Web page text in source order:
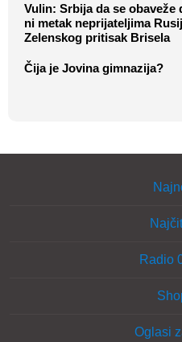
Vulin: Srbija da se obaveže
ni metak neprijateljima
Zelenskog pritisak Brisela
Čija je Jovina gimnazija?
Radio
Oglasi